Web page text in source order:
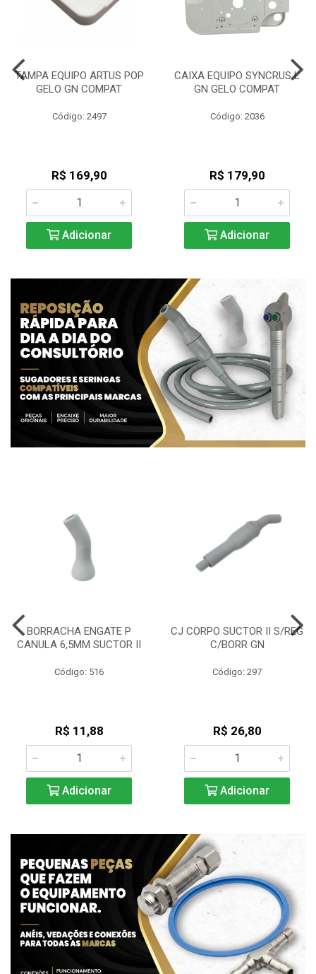
TAMPA EQUIPO ARTUS POP
GELO GN COMPAT
Código: 2497
R$ 169,90
Adicionar
CAIXA EQUIPO SYNCRUS L
GN GELO COMPAT
Código: 2036
R$ 179,90
Adicionar
BORRACHA ENGATE P
CANULA 6,5MM SUCTOR II
Código: 516
R$ 11,88
Adicionar
CJ CORPO SUCTOR II S/REG
C/BORR GN
Código: 297
R$ 26,80
Adicionar